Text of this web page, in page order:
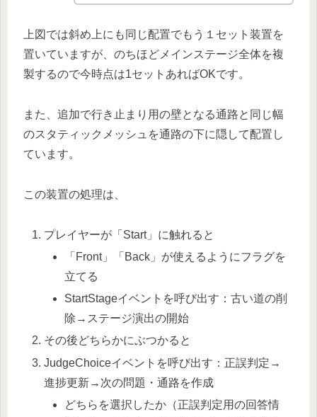
上図では斜め上にも同じ配置でもう１セット装置を
置いていますが、のちほどメインステージ全体を複
製するので今時点は1セットあればOKです。
また、追加で行き止まり用の壁となる通路と同じ幅
のスタティックメッシュを通路の下に隠して配置し
ています。
この装置の処理は、
プレイヤーが「Start」に触れると
「Front」「Back」が使えるようにフラグを
立てる
StartStageイベントを呼び出す：古い道の削
除→ステージ演出の開始
その後どちらかにぶつかると
JudgeChoiceイベントを呼び出す：正誤判定→
進捗更新→次の問題・通路を作成
どちらを選択したか（正誤判定用の回答情